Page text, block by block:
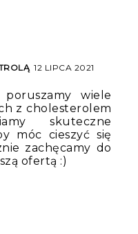
12 LIPCA 2021
wiele
z cholesterolem
skuteczne
móc cieszyć się
zachęcamy do
ofertą :)